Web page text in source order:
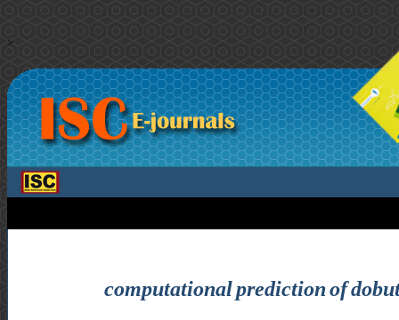
>
computational prediction of